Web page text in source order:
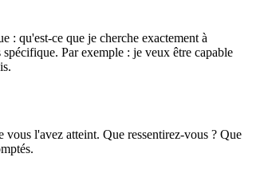
: qu'est-ce que je cherche exactement à
Par exemple : je veux être capable
vous l'avez atteint. Que ressentirez-vous ? Que